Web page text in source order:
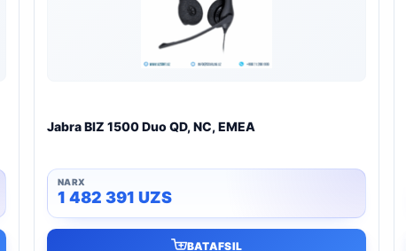
Jabra BIZ 1500 Duo QD, NC, EMEA
1 482 391 UZS
BATAFSIL